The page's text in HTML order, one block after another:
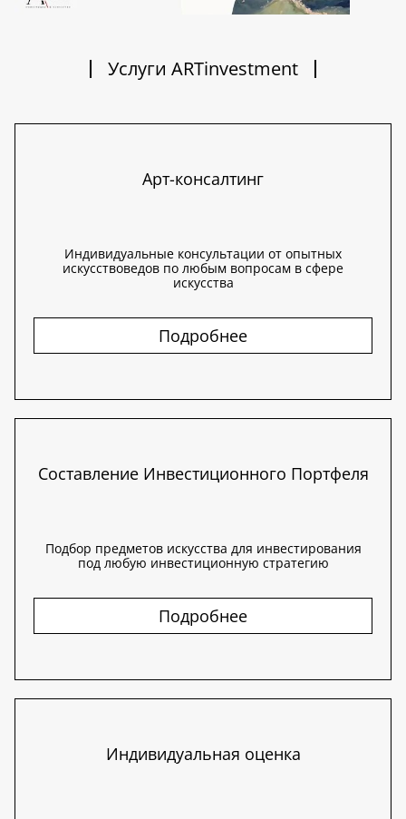
Услуги ARTinvestment
Арт-консалтинг
Индивидуальные консультации от опытных
искусствоведов по любым вопросам в сфере
искусства
Подробнее
Составление Инвестиционного Портфеля
Подбор предметов искусства для инвестирования
под любую инвестиционную стратегию
Подробнее
Индивидуальная оценка